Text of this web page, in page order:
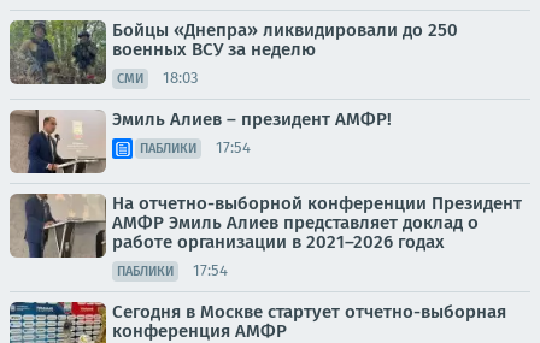
Бойцы «Днепра» ликвидировали до 250
военных ВСУ за неделю
СМИ 18:03
Эмиль Алиев – президент АМФР!
ПАБЛИКИ 17:54
На отчетно-выборной конференции Президент
АМФР Эмиль Алиев представляет доклад о
работе организации в 2021–2026 годах
ПАБЛИКИ 17:54
Сегодня в Москве стартует отчетно-выборная
конференция АМФР